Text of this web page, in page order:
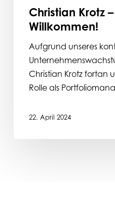
Christian Krotz
Willkommen!
Aufgrund unseres
Christian Krotz fortan
Rolle als
22. April 2024